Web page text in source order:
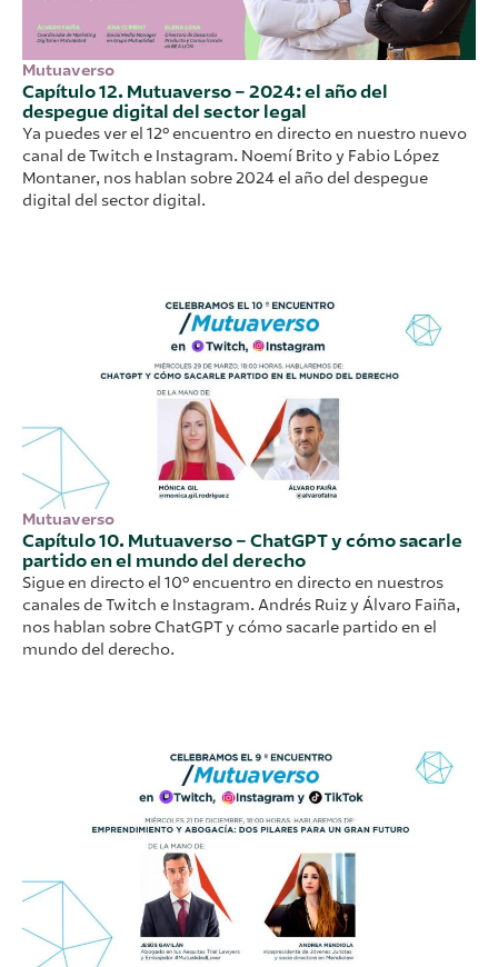
Mutuaverso
Capítulo 12. Mutuaverso – 2024: el año del
despegue digital del sector legal
Ya puedes ver el 12º encuentro en directo en nuestro nuevo
canal de Twitch e Instagram. Noemí Brito y Fabio López
Montaner, nos hablan sobre 2024 el año del despegue
digital del sector digital.
Mutuaverso
Capítulo 10. Mutuaverso – ChatGPT y cómo sacarle
partido en el mundo del derecho
Sigue en directo el 10º encuentro en directo en nuestros
canales de Twitch e Instagram. Andrés Ruiz y Álvaro Faiña,
nos hablan sobre ChatGPT y cómo sacarle partido en el
mundo del derecho.